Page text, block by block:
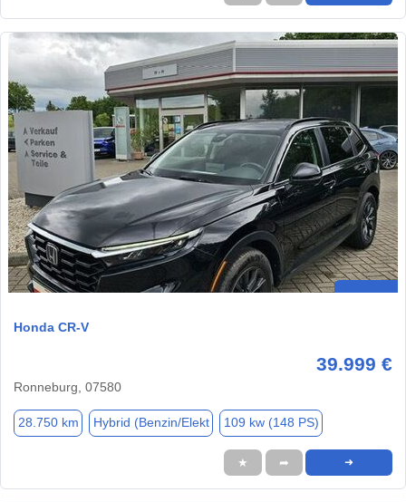
Honda CR-V
39.999 €
Ronneburg, 07580
28.750 km Hybrid (Benzin/Elekt 109 kw (148 PS)
★ ➦ ➜